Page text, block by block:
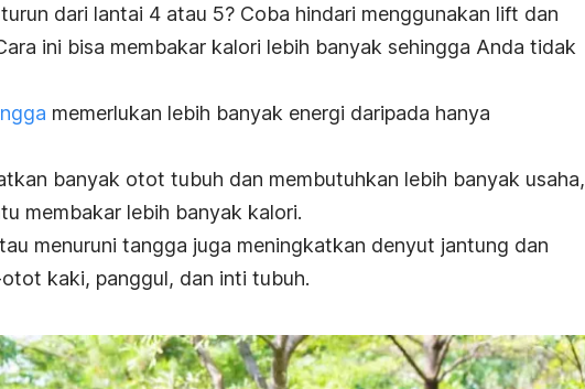
dari lantai 4 atau 5? Coba hindari menggunakan lift dan
ini bisa membakar kalori lebih banyak sehingga Anda tidak
memerlukan lebih banyak energi daripada hanya
banyak otot tubuh dan membutuhkan lebih banyak usaha,
membakar lebih banyak kalori.
menuruni tangga juga meningkatkan denyut jantung dan
kaki, panggul, dan inti tubuh.